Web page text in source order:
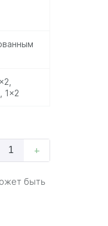
1x2
+
быть